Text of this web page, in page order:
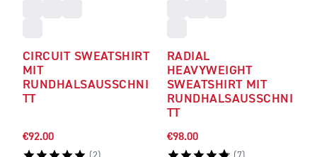
CIRCUIT SWEATSHIRT
MIT
RUNDHALSAUSSCHNI
TT
€92.00
RADIAL
HEAVYWEIGHT
SWEATSHIRT MIT
RUNDHALSAUSSCHNI
TT
€98.00